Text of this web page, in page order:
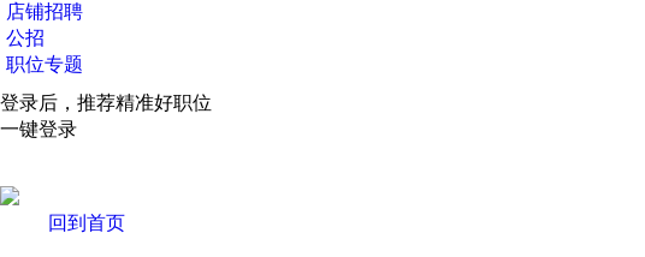
店铺招聘
公招
职位专题
登录后，推荐精准好职位
一键登录
回到首页